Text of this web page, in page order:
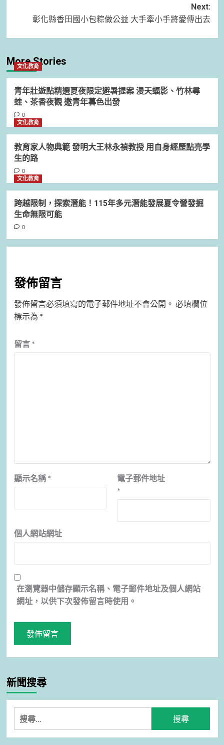
Next:
彰化縣香田國小包粽做公益 大手牽小手將愛傳出去
More Stories
文化教育
青年壯遊點精選夏夜限定避暑提案 漫天蝠影、竹林尋
蛙、茶香夜觀 邀青年暮色出發
0
文化教育
教育家人物典範 發明大王林永禎教授 用自身經歷點亮學
生的路
0
文化教育
跨越限制，探索潛能！115年多元潛能發展夏令營發掘
生命無限可能
0
發佈留言
發佈留言必須填寫的電子郵件地址不會公開。 必填欄位
標示為 *
留言 *
顯示名稱 *
電子郵件地址
*
個人網站網址
在瀏覽器中儲存顯示名稱、電子郵件地址及個人網站
網址，以供下次發佈留言時使用。
新聞搜尋
搜
尋
關